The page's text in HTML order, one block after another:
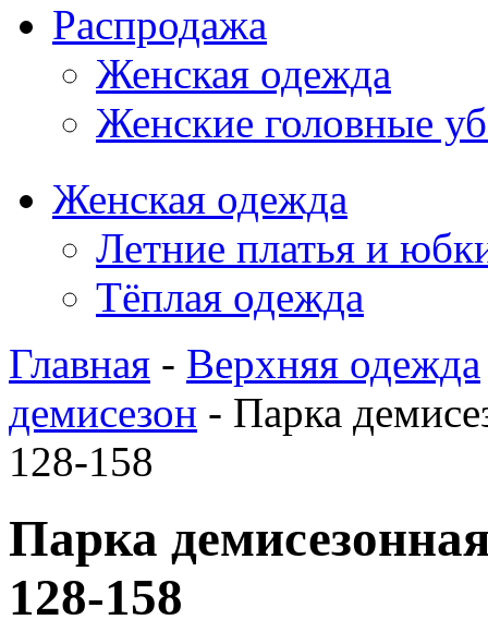
Распродажа
Женская одежда
Женские головные
Женская одежда
Летние платья и
Тёплая одежда
Главная - Верхняя одежда
демисезон - Парка
128-158
Парка
128-158